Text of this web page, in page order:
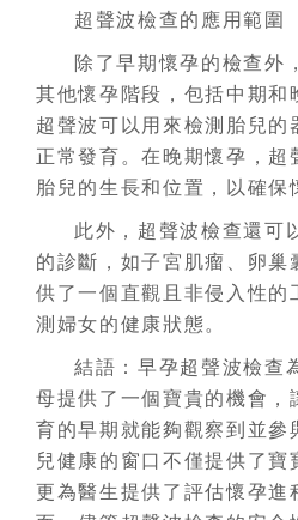
超聲波檢查的應用範圍
除了早期懷孕的檢查外
其他懷孕階段，包括中期和
超聲波可以用來檢測胎兒的
正常發育。在晚期懷孕，超
胎兒的生長和位置，以確保
此外，超聲波檢查還可
的診斷，如子宮肌瘤、卵巢
供了一個直觀且非侵入性的
測婦女的健康狀態。
結語：早孕超聲波檢查
母提供了一個寶貴的機會，
育的早期就能夠觀察到並參
兒健康的窗口不僅提供了寶
更為醫生提供了評估懷孕進